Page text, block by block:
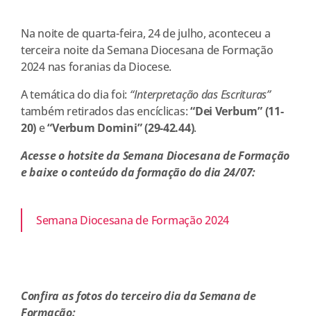
Na noite de quarta-feira, 24 de julho, aconteceu a
terceira noite da Semana Diocesana de Formação
2024 nas foranias da Diocese.
A temática do dia foi: “Interpretação das Escrituras”
também retirados das encíclicas:“Dei Verbum” (11-
20) e“Verbum Domini” (29-42.44).
Acesse o hotsite da Semana Diocesana de Formação
e baixe o conteúdo da formação do dia 24/07:
Semana Diocesana de Formação 2024
Confira as fotos do terceiro dia da Semana de
Formação: